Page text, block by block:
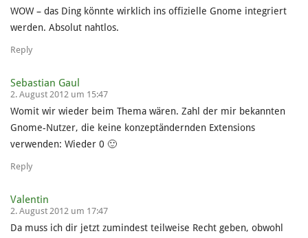
WOW – das Ding könnte wirklich ins offizielle Gnome integriert
werden. Absolut nahtlos.
Reply
Sebastian Gaul
2. August 2012 um 15:47
Womit wir wieder beim Thema wären. Zahl der mir bekannten
Gnome-Nutzer, die keine konzeptändernden Extensions
verwenden: Wieder 0 🙂
Reply
Valentin
2. August 2012 um 17:47
Da muss ich dir jetzt zumindest teilweise Recht geben, obwohl